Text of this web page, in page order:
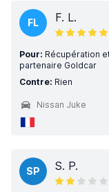
FL F. L.
Pour: Récupération
partenaire Goldcar
Contre: Rien
Nissan Juke
SP S. P.